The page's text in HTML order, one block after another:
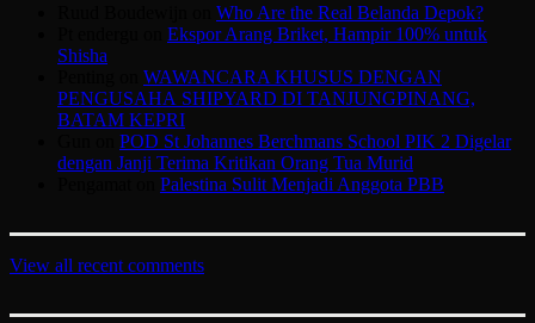
Who Are the Real Belanda Depok?
Ekspor Arang Briket, Hampir 100% untuk
Shisha
WAWANCARA KHUSUS DENGAN
PENGUSAHA SHIPYARD DI TANJUNGPINANG,
BATAM KEPRI
POD St Johannes Berchmans School PIK 2 Digelar
dengan Janji Terima Kritikan Orang Tua Murid
Palestina Sulit Menjadi Anggota PBB
View all recent comments